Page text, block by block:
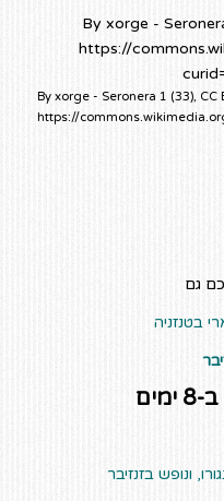
By xorge - Seronera 1 (33), CC
https://
גם
ונופש בזנזיבר